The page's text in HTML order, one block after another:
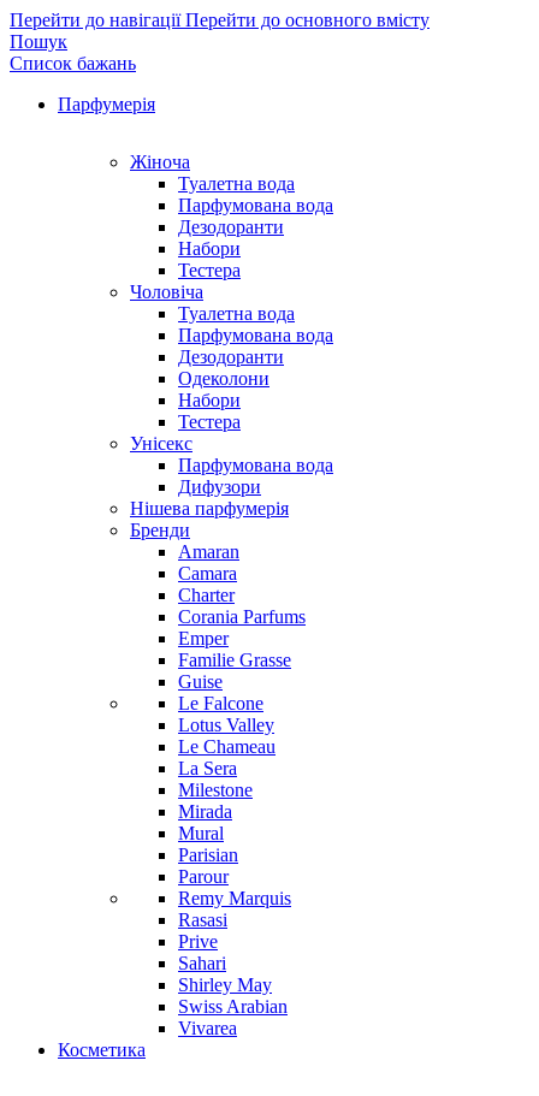
Перейти до навігаціїПерейти до основного вмісту
Пошук
Список бажань
Парфумерія
Жіноча
Туалетна вода
Парфумована вода
Дезодоранти
Набори
Тестера
Чоловіча
Туалетна вода
Парфумована вода
Дезодоранти
Одеколони
Набори
Тестера
Унісекс
Парфумована вода
Дифузори
Нішева парфумерія
Бренди
Amaran
Camara
Charter
Corania Parfums
Emper
Familie Grasse
Guise
Le Falcone
Lotus Valley
Le Chameau
La Sera
Milestone
Mirada
Mural
Parisian
Parour
Remy Marquis
Rasasi
Prive
Sahari
Shirley May
Swiss Arabian
Vivarea
Косметика